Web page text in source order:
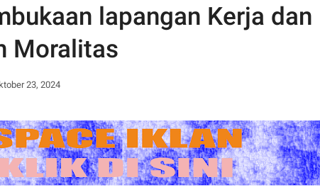
lapangan Kerja dan
Moralitas
23, 2024